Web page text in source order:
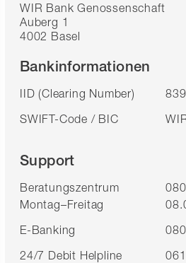
WIR Bank Genossenschaft
Auberg 1
4002 Basel
Bankinformationen
IID (Clearing Number)
SWIFT-Code / BIC
Support
Beratungszentrum
Montag–Freitag
E-Banking
24/7 Debit Helpline